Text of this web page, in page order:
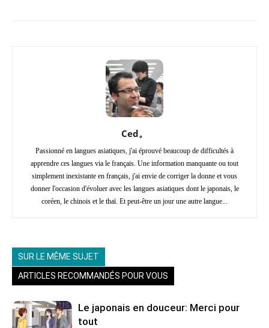
Ced。
Passionné en langues asiatiques, j'ai éprouvé beaucoup de difficultés à
apprendre ces langues via le français. Une information manquante ou tout
simplement inexistante en français, j'ai envie de corriger la donne et vous
donner l'occasion d'évoluer avec les langues asiatiques dont le japonais, le
coréen, le chinois et le thaï. Et peut-être un jour une autre langue...
SUR LE MÊME SUJET
ARTICLES RECOMMANDÉS POUR VOUS
Le japonais en douceur: Merci pour
tout